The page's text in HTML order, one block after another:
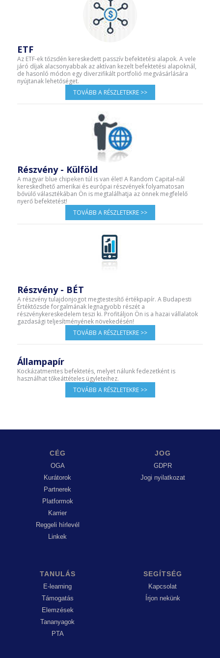
ETF
Az ETF-ek tőzsdén kereskedett passzív befektetési alapok. A vele
járó díjak alacsonyabbak az aktívan kezelt befektetési alapoknál,
de hasonló módon egy diverzifikált portfolió megvásárlására
nyújtanak lehetőséget.
TOVÁBB A RÉSZLETEKRE >>
Részvény - Külföld
A magyar blue chipeken túl is van élet! A Random Capital-nál
kereskedhető amerikai és európai részvények folyamatosan
bővülő választékában Ön is megtalálhatja az önnek megfelelő
nyerő befektetést!
TOVÁBB A RÉSZLETEKRE >>
Részvény - BÉT
A részvény tulajdonjogot megtestesítő értékpapír. A Budapesti
Értéktőzsde forgalmának legnagyobb részét a
részvénykereskedelem teszi ki. Profitáljon Ön is a hazai vállalatok
gazdasági teljesítményének növekedésén!
TOVÁBB A RÉSZLETEKRE >>
Állampapír
Kockázatmentes befektetés, melyet nálunk fedezetként is
használhat tőkeáttételes ügyleteihez.
TOVÁBB A RÉSZLETEKRE >>
CÉG
OGA
Kurátorok
Partnerek
Platformok
Karrier
Reggeli hírlevél
Linkek
JOG
GDPR
Jogi nyilatkozat
TANULÁS
E-learning
Támogatás
Elemzések
Tananyagok
PTA
SEGÍTSÉG
Kapcsolat
Írjon nekünk